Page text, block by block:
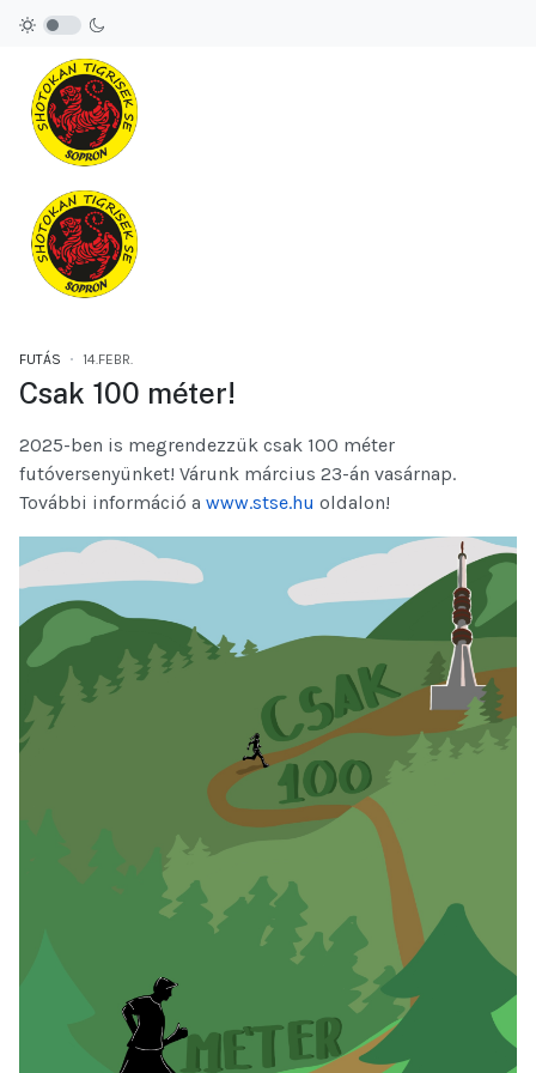
FUTÁS 14.FEBR.
Csak 100 méter!
2025-ben is megrendezzük csak 100 méter
futóversenyünket! Várunk március 23-án vasárnap.
További információ a www.stse.hu oldalon!